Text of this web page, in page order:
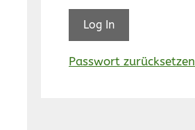
Passwort zurücksetzen